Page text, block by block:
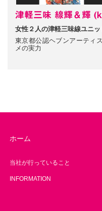
津軽三味 線輝＆輝
女性２人の津軽三味線ユニッ
東京都公認ヘブンアーティ
メの実力
ホーム
当社が行っていること
INFORMATION